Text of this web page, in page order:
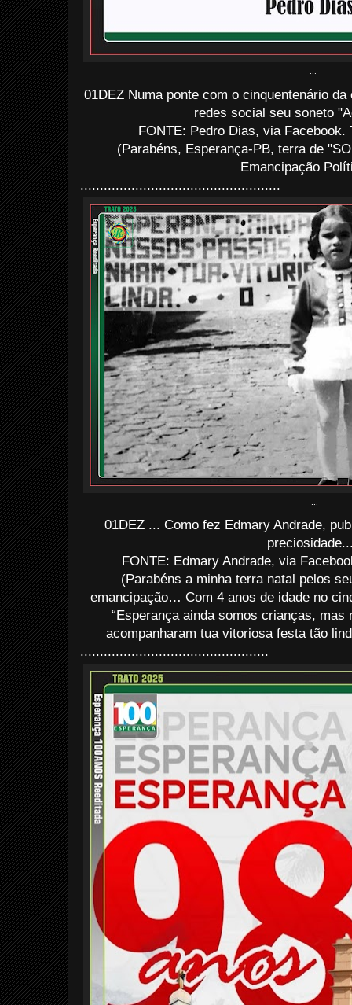
01DEZ Numa ponte com o cinquentenário
redes social seu soneto
FONTE: Pedro Dias, via Facebook.
(Parabéns, Esperança-PB, terra de
Emancipação
...................................................
01DEZ ... Como fez Edmary Andrade,
FONTE: Edmary Andrade, via
(Parabéns a minha terra natal pelos
emancipação… Com 4 anos de idade no
“Esperança ainda somos crianças,
acompanharam tua vitoriosa festa tão
................................................